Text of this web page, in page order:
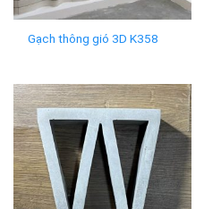
Gạch thông gió 3D K358